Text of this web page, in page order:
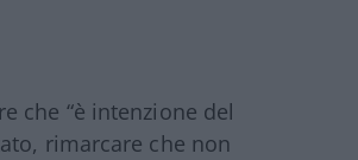
che “è intenzione del
rimarcare che non